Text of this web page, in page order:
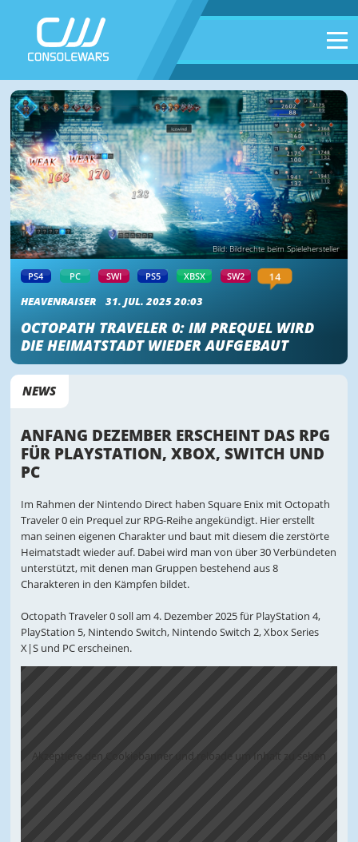
Bild: Bildrechte beim Spielehersteller
PS4 PC SWI PS5 XBSX SW2
14
HEAVENRAISER
31. JUL. 2025 20:03
OCTOPATH TRAVELER 0: IM PREQUEL WIRD
DIE HEIMATSTADT WIEDER AUFGEBAUT
NEWS
ANFANG DEZEMBER ERSCHEINT DAS RPG
FÜR PLAYSTATION, XBOX, SWITCH UND
PC
Im Rahmen der Nintendo Direct haben Square Enix mit Octopath
Traveler 0 ein Prequel zur RPG-Reihe angekündigt. Hier erstellt
man seinen eigenen Charakter und baut mit diesem die zerstörte
Heimatstadt wieder auf. Dabei wird man von über 30 Verbündeten
unterstützt, mit denen man Gruppen bestehend aus 8
Charakteren in den Kämpfen bildet.
Octopath Traveler 0 soll am 4. Dezember 2025 für PlayStation 4,
PlayStation 5, Nintendo Switch, Nintendo Switch 2, Xbox Series
X|S und PC erscheinen.
Akzeptiere den Cookiebanner und reloade um Inhalt zu sehen